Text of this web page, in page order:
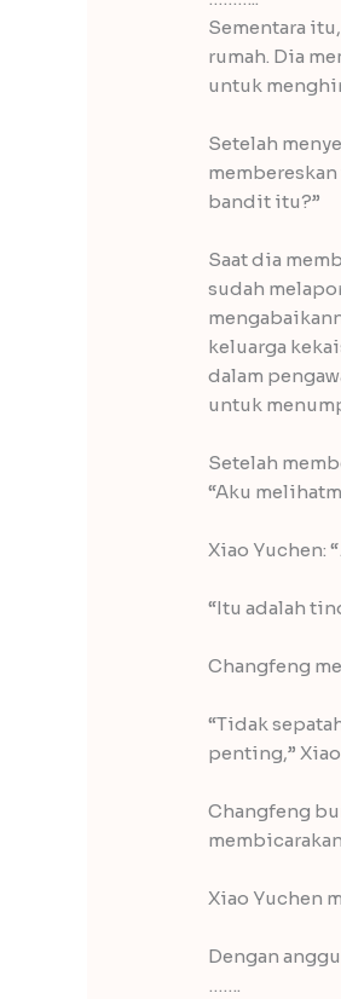
Sementara
rumah. Dia
untuk
Setelah
bandit itu?”
Saat dia
sudah
keluarga
dalam
untuk
Setelah
“Aku
Xiao Yuchen:
“Itu adalah
Changfeng
“Tidak
penting,”
Changfeng
Xiao Yuchen
Dengan
…….